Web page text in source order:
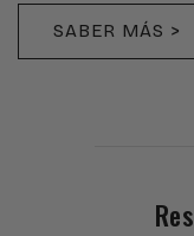
SABER MÁS >